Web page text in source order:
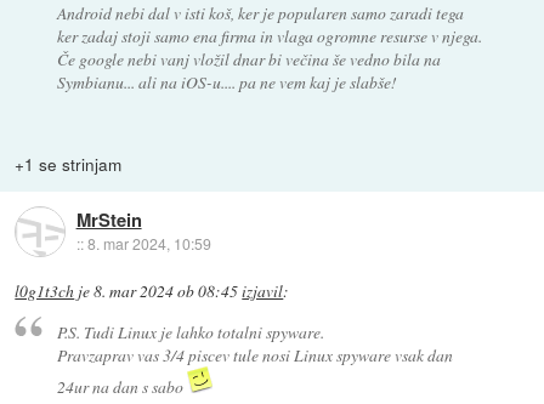
Android nebi dal v isti koš, ker je popularen samo zaradi tega
ker zadaj stoji samo ena firma in vlaga ogromne resurse v njega.
Če google nebi vanj vložil dnar bi večina še vedno bila na
Symbianu... ali na iOS-u.... pa ne vem kaj je slabše!
+1 se strinjam
MrStein
::8. mar 2024, 10:59
l0g1t3ch je8. mar 2024 ob 08:45izjavil:
P.S. Tudi Linux je lahko totalni spyware.
Pravzaprav vas 3/4 piscev tule nosi Linux spyware vsak dan
24ur na dan s sabo